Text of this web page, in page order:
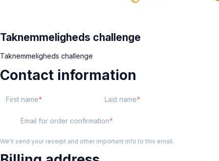
Taknemmeligheds challenge
Taknemmeligheds challenge
Contact information
First name Last name
Email for order confirmation
We'll send your receipt and other important info to this email.